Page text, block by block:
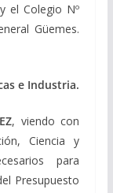
el Colegio Nº
Güemes.
e Industria.
, viendo con
Ciencia y
para
Presupuesto